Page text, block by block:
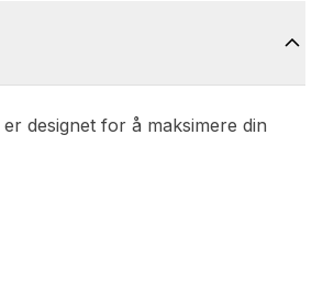
designet for å maksimere din